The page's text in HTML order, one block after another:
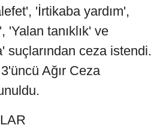
'İrtikaba yardım',
'Yalan tanıklık' ve
suçlarından ceza istendi.
Ağır Ceza